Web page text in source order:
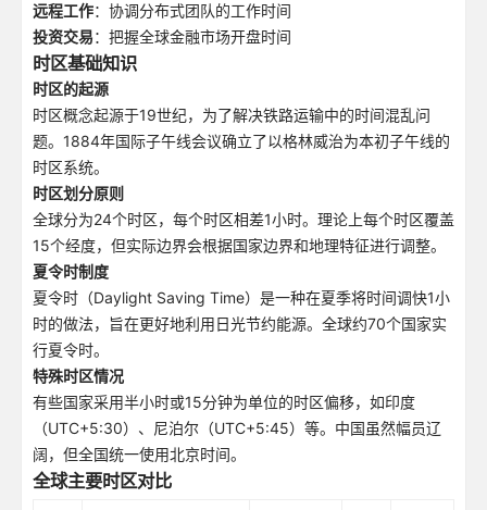
远程工作：协调分布式团队的工作时间
投资交易：把握全球金融市场开盘时间
时区基础知识
时区的起源
时区概念起源于19世纪，为了解决铁路运输中的时间混乱问
题。1884年国际子午线会议确立了以格林威治为本初子午线的
时区系统。
时区划分原则
全球分为24个时区，每个时区相差1小时。理论上每个时区覆盖
15个经度，但实际边界会根据国家边界和地理特征进行调整。
夏令时制度
夏令时（Daylight Saving Time）是一种在夏季将时间调快1小
时的做法，旨在更好地利用日光节约能源。全球约70个国家实
行夏令时。
特殊时区情况
有些国家采用半小时或15分钟为单位的时区偏移，如印度
（UTC+5:30）、尼泊尔（UTC+5:45）等。中国虽然幅员辽
阔，但全国统一使用北京时间。
全球主要时区对比